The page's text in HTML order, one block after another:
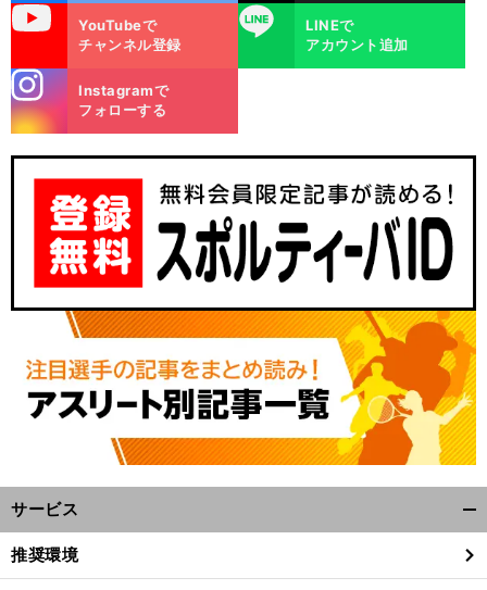
YouTubeで
チャンネル登録
LINE
LINEで
アカウント追加
m
Instagramで
フォローする
サービス
閉
推奨環境